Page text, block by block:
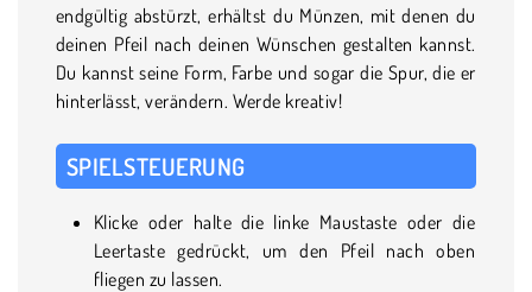
endgültig abstürzt, erhältst du Münzen, mit denen du
deinen Pfeil nach deinen Wünschen gestalten kannst.
Du kannst seine Form, Farbe und sogar die Spur, die er
hinterlässt, verändern. Werde kreativ!
SPIELSTEUERUNG
Klicke oder halte die linke Maustaste oder die
Leertaste gedrückt, um den Pfeil nach oben
fliegen zu lassen.